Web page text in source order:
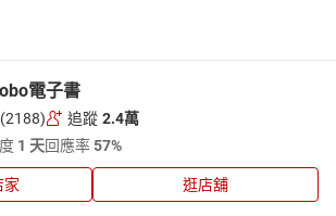
電子書
(2188) 追蹤 2.4萬
1 天回應率57%
家 逛店舖